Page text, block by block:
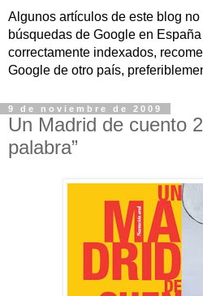
Algunos artículos de este blog
búsquedas de Google en
correctamente indexados,
Google de otro país,
9 de noviembre de 2009
Un Madrid de cuento
palabra”